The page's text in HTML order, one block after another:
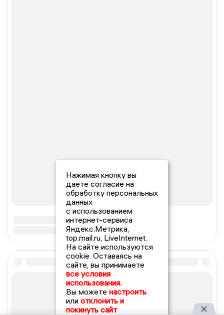
Нажимая кнопку вы
даете согласие на
обработку персональных
данных
с использованием
интернет-сервиса
Яндекс.Метрика,
top.mail.ru, LiveInternet.
На сайте используются
cookie. Оставаясь на
сайте, вы принимаете
все условия
использования.
Вы можете настроить
или отклонить и
покинуть сайт